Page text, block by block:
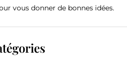
vous donner de bonnes idées.